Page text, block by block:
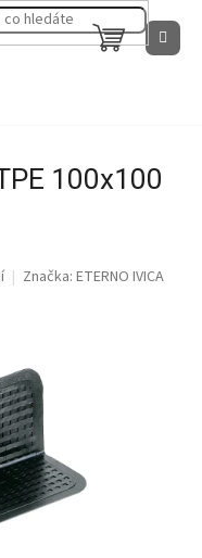
NÁKUPNÍ
KOŠÍK
100x100
Značka: ETERNO IVICA